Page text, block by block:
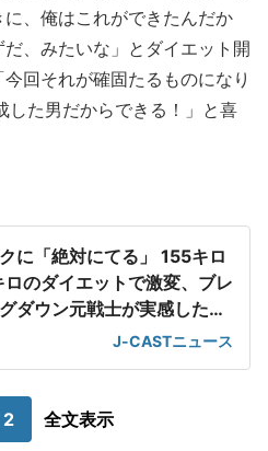
、俺はこれができたんだか
、みたいな」とダイエット開
回それが確固たるものになり
した男だからできる！」と喜
に「絶対にてる」 155キロ
のダイエットで激変、ブレ
ダウン元戦士が実感したこ
J-CASTニュース
2 全文表示